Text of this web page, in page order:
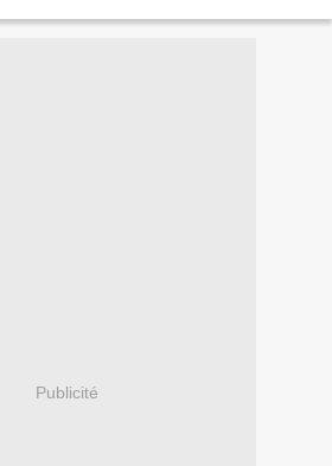
Publicité